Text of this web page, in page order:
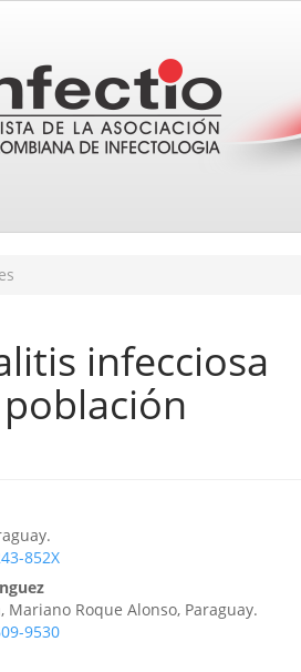
infecciosa
852X
Roque Alonso, Paraguay.
9530